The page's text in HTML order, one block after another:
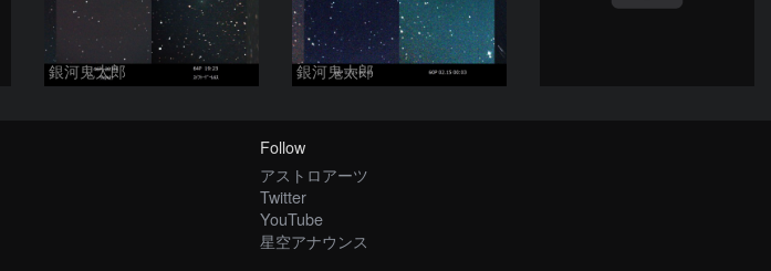
銀河鬼太郎 銀河鬼太郎
Follow
アストロアーツ
Twitter
YouTube
星空アナウンス